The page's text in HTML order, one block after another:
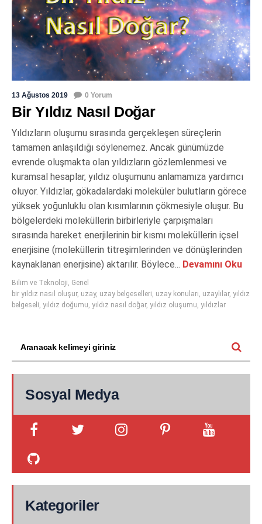
13 Ağustos 2019 0 Yorum
Bir Yıldız Nasıl Doğar
Yıldızların oluşumu sırasında gerçekleşen süreçlerin
tamamen anlaşıldığı söylenemez. Ancak günümüzde
evrende oluşmakta olan yıldızların gözlemlenmesi ve
kuramsal hesaplar, yıldız oluşumunu anlamamıza yardımcı
oluyor. Yıldızlar, gökadalardaki moleküler bulutların görece
yüksek yoğunluklu olan kısımlarının çökmesiyle oluşur. Bu
bölgelerdeki moleküllerin birbirleriyle çarpışmaları
sırasında hareket enerjilerinin bir kısmı moleküllerin içsel
enerjisine (moleküllerin titreşimlerinden ve dönüşlerinden
kaynaklanan enerjisine) aktarılır. Böylece... Devamını Oku
Bilim ve Teknoloji Genel
bir yıldız nasıl oluşur, uzay, uzay belgeselleri uzay konuları uzaylılar, yıldız
belgeseli yıldız doğumu yıldız nasıl doğar, yıldız oluşumu yıldızlar
Sosyal Medya
Kategoriler